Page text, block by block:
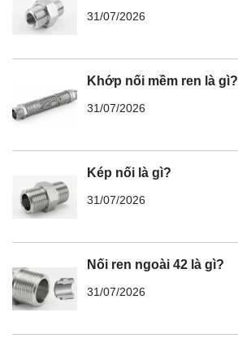
31/07/2026
Khớp nối mềm ren là gì?
31/07/2026
Kép nối là gì?
31/07/2026
Nối ren ngoài 42 là gì?
31/07/2026